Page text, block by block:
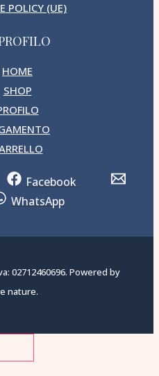
POLICY (UE)
HOME
SHOP
Facebook
WhatsApp
02712460696. Powered by
nature.